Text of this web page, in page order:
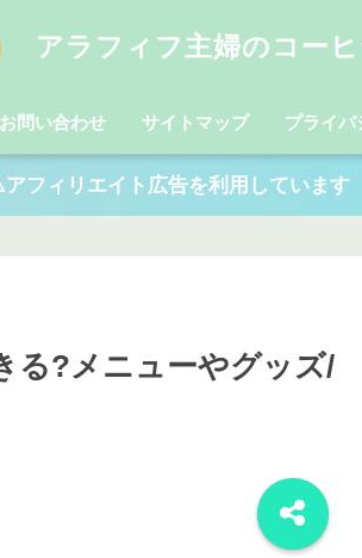
アラフィフ主婦のコーヒ
お問い合わせ サイトマップ プライバ
フィリエイト広告を利用しています
る?メニューやグッズ/